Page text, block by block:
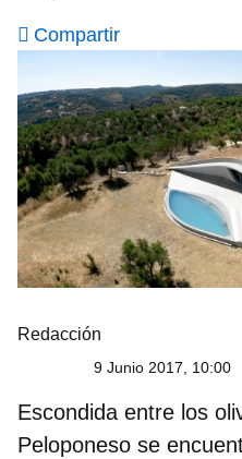
Compartir
Redacción
9 Junio 2017, 10:00
Escondida entre los
Peloponeso se